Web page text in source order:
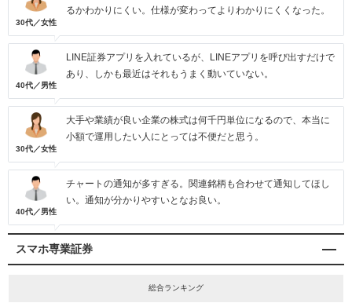
30代／女性
るかわかりにくい。仕様が変わってよりわかりにくくなった。
40代／男性
LINE証券アプリを入れているが、LINEアプリを呼び出すだけで
あり、しかも最近はそれもうまく動いていない。
30代／女性
大手や業績が良い企業の株式は何千円単位になるので、本当に
小額で運用したい人にとっては不便だと思う。
40代／男性
チャートの通知が多すぎる。関連銘柄も合わせて通知してほし
い。通知が分かりやすいとなお良い。
スマホ専業証券
総合ランキング